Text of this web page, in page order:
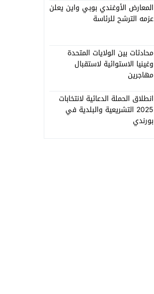
المعارض الأوغندي بوبي واين يعلن
عزمه الترشح للرئاسة
محادثات بين الولايات المتحدة
وغينيا الاستوائية لاستقبال
مهاجرين
انطلاق الحملة الدعائية لانتخابات
2025 التشريعية والبلدية في
بورندي